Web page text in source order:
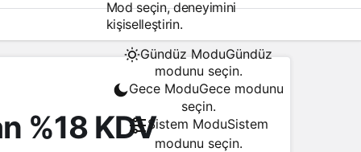
Mod seçin, deneyimini
kişiselleştirin.
Gündüz ModuGündüz
modunu seçin.
Gece ModuGece modunu
seçin.
Sistem ModuSistem
modunu seçin.
%18 KDV